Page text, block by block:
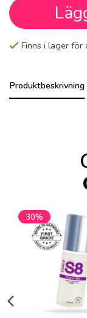
Finns i lager för
Produktbeskrivning
30%